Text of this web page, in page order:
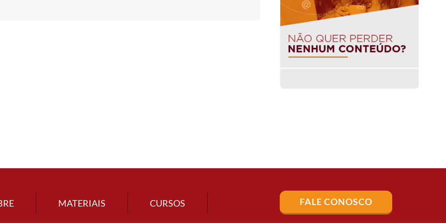
MATERIAIS CURSOS FALE CONOSCO